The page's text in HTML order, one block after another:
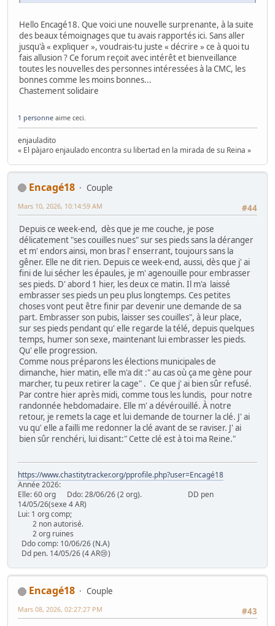
Hello Encagé18. Que voici une nouvelle surprenante, à la suite
des beaux témoignages que tu avais rapportés ici. Sans aller
jusqu'à « expliquer », voudrais-tu juste « décrire » ce à quoi tu
fais allusion ? Ce forum reçoit avec intérêt et bienveillance
toutes les nouvelles des personnes intéressées à la CMC, les
bonnes comme les moins bonnes...
Chastement solidaire
1 personne aime ceci.
enjauladito
« El pàjaro enjaulado encontra su libertad en la mirada de su Reina »
Encagé18
Couple
#44
Mars 10, 2026, 10:14:59 AM
Depuis ce week-end, dès que je me couche, je pose
délicatement "ses couilles nues" sur ses pieds sans la déranger
et m' endors ainsi, mon bras l' enserrant, toujours sans la
gêner. Elle ne dit rien. Depuis ce week-end, aussi, dès que j' ai
fini de lui sécher les épaules, je m' agenouille pour embrasser
ses pieds. D' abord 1 hier, les deux ce matin. Il m'a laissé
embrasser ses pieds un peu plus longtemps. Ces petites
choses vont peut être finir par devenir une demande de sa
part. Embrasser son pubis, laisser ses couilles", à leur place,
sur ses pieds pendant qu' elle regarde la télé, depuis quelques
temps, humer son sexe, maintenant lui embrasser les pieds.
Qu' elle progression.
Comme nous préparons les élections municipales de
dimanche, hier matin, elle m'a dit :" au cas où ça me gène pour
marcher, tu peux retirer la cage" . Ce que j' ai bien sûr refusé.
Par contre hier après midi, comme tous les lundis, pour notre
randonnée hebdomadaire. Elle m' a dévérouillé. À notre
retour, je remets la cage et lui demande de tourner la clé. J' ai
vu qu' elle a failli me redonner la clé avant de se raviser. J' ai
bien sûr renchéri, lui disant:" Cette clé est à toi ma Reine."
https://www.chastitytracker.org/pprofile.php?user=Encagé18
Année 2026:
Elle: 60 org Ddo: 28/06/26 (2 org). DD pen
14/05/26(sexe 4 AR)
Lui: 1 org comp;
2 non autorisé.
2 org ruines
Ddo comp: 10/06/26 (N.A)
Dd pen. 14/05/26 (4 AR😢)
Encagé18
Couple
#43
Mars 08, 2026, 02:27:27 PM